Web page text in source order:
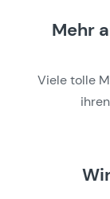
Mehr
Viele tolle